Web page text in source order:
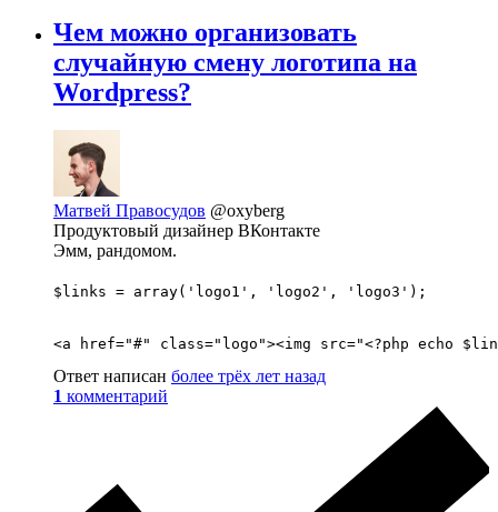
Чем можно организовать
случайную смену логотипа на
Wordpress?
Матвей Правосудов @oxyberg
Продуктовый дизайнер ВКонтакте
Эмм, рандомом.
$links = array('logo1', 'logo2', 'logo3');
<a href="#" class="logo"><img src="<?php echo
Ответ написан более трёх лет назад
1 комментарий